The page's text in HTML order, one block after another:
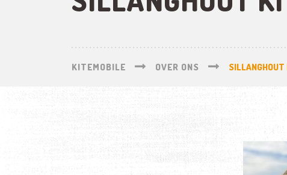
KITEMOBILE OVER ONS